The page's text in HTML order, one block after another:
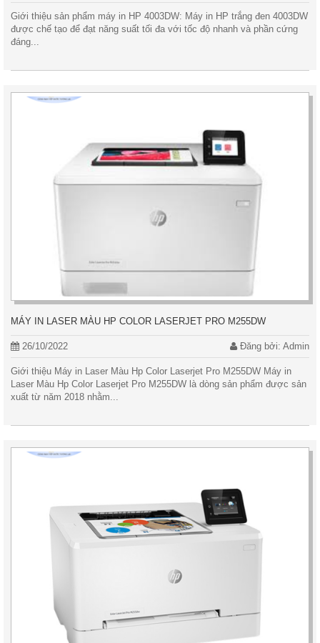
Giới thiệu sản phẩm máy in HP 4003DW: Máy in HP trắng đen 4003DW
được chế tạo để đạt năng suất tối đa với tốc độ nhanh và phần cứng
đáng...
MÁY IN LASER MÀU HP COLOR LASERJET PRO M255DW
26/10/2022 Đăng bởi: Admin
Giới thiệu Máy in Laser Màu Hp Color Laserjet Pro M255DW Máy in
Laser Màu Hp Color Laserjet Pro M255DW là dòng sản phẩm được sản
xuất từ năm 2018 nhằm...